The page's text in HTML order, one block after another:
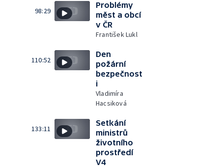
98:29
Problémy
měst a obcí
v ČR
František Lukl
110:52
Den
požární
bezpečnost
i
Vladimíra
Hacsiková
133:11
Setkání
ministrů
životního
prostředí
V4